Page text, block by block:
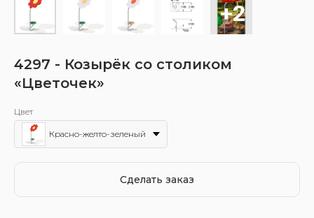
4297 - Козырёк со столиком
«Цветочек»
Цвет
Красно-желто-зеленый
Сделать заказ